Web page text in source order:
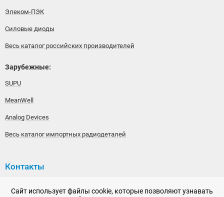
Элеком-ПЭК
Силовые диоды
Весь каталог российских производителей
Зарубежные:
SUPU
MeanWell
Analog Devices
Весь каталог импортных радиодеталей
Контакты
192148, г. Санкт-Петербург, Железнодорожный проспект,
Сайт использует файлы cookie, которые позволяют узнавать